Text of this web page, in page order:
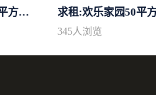
求租1一2楼精装100平方里面基本设备不...
345人浏览